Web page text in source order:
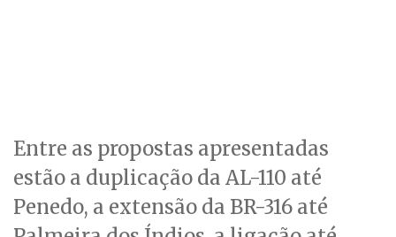
Entre as propostas apresentadas
estão a duplicação da AL-110 até
Penedo, a extensão da BR-316 até